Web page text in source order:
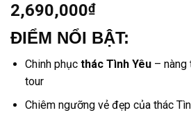
2,690,000₫
ĐIỂM NỔI BẬT:
Chinh phục thác Tình Yêu– nàng
tour
Chiêm ngưỡng vẻ đẹp của thác